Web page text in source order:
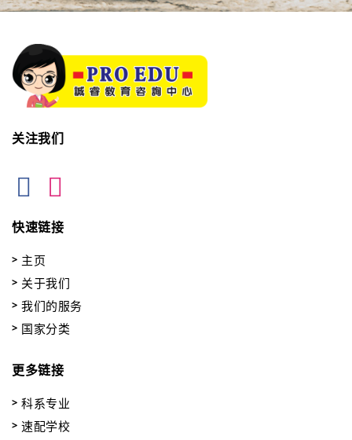
关注我们
快速链接
主页
关于我们
我们的服务
国家分类
更多链接
科系专业
速配学校